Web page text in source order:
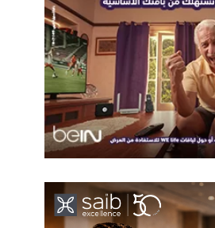
المقبل سيكون لدينا شبكات محدثة لأكثر من 3800 مكتب على
على عناصر التحديث الآلي
ننجح في تقديم خدمات منصة مصر
التحديث والتطوير؟